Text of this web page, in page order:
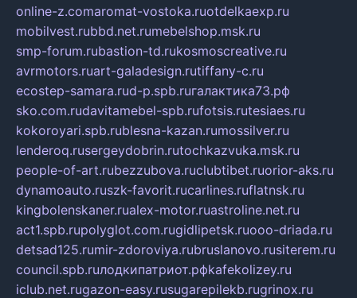
online-z.comaromat-vostoka.ruotdelkaexp.ru
mobilvest.rubbd.net.rumebelshop.msk.ru
smp-forum.rubastion-td.rukosmoscreative.ru
avrmotors.ruart-galadesign.rutiffany-c.ru
ecostep-samara.rud-p.spb.ruгалактика73.рф
sko.com.rudavitamebel-spb.rufotsis.rutesiaes.ru
kokoroyari.spb.rublesna-kazan.rumossilver.ru
lenderoq.rusergeydobrin.rutochkazvuka.msk.ru
people-of-art.rubezzubova.ruclubtibet.ruorior-aks.ru
dynamoauto.ruszk-favorit.rucarlines.ruflatnsk.ru
kingbolenskaner.rualex-motor.ruastroline.net.ru
act1.spb.rupolyglot.com.rugidlipetsk.ruooo-driada.ru
detsad125.rumir-zdoroviya.rubruslanovo.rusiterem.ru
council.spb.ruлодкипатриот.рфkafekolizey.ru
iclub.net.rugazon-easy.rusugarepilekb.rugrinox.ru